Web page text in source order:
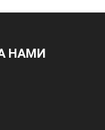
НАМИ